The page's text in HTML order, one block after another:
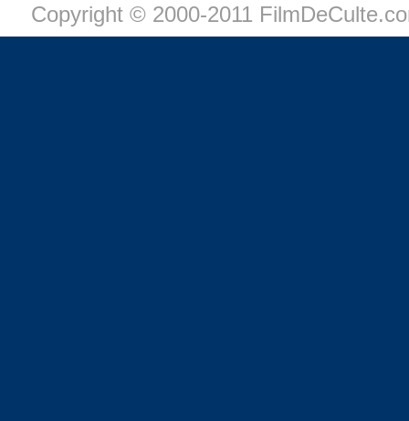
Copyright © 2000-2011